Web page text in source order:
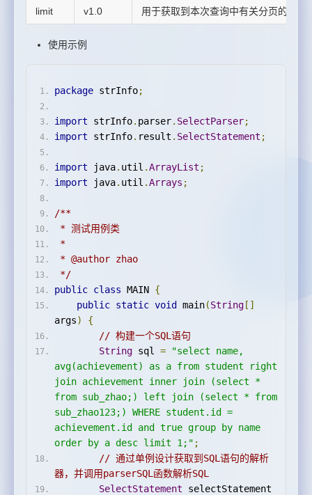
limit v1.0 用于获取到本次查询中有关分页的信息
使用示例
package strInfo;
import strInfo. parser. SelectParser;
import strInfo. result . SelectStatement ;
import java. util .ArrayList ;
import java. util .Arrays ;
/**
* 测试用例类
*
* @author zhao
*/
public class MAIN {
public static void main(String[]
args)
{
// 构建一个SQL语句
String sql =
"select name,
avg(achievement) as a from student right
join achievement inner join (select *
from sub_zhao;) left join (select * from
sub_zhao123;) WHERE student.id =
achievement.id and true group by name
order by a desc limit 1;" ;
// 通过单例设计获取到SQL语句的解析
器，并调用parserSQL函数解析SQL
SelectStatement